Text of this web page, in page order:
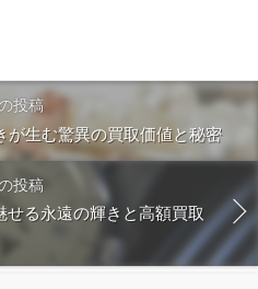
投稿
が生む驚異の買取価値と秘密
投稿
る永遠の輝きと高額買取